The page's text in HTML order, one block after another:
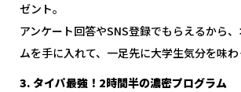
ゼント。
アンケート回答やSNS登録でもらえるから
ムを手に入れて、一足先に大学生気分を味わ
3. タイパ最強！2時間半の濃密プログラム